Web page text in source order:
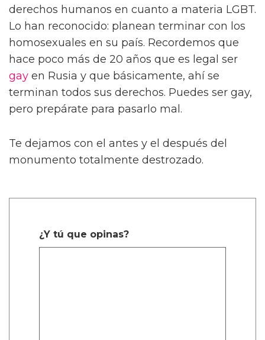
derechos humanos en cuanto a materia LGBT.
Lo han reconocido: planean terminar con los
homosexuales en su país. Recordemos que
hace poco más de 20 años que es legal ser
gay en Rusia y que básicamente, ahí se
terminan todos sus derechos. Puedes ser gay,
pero prepárate para pasarlo mal.
Te dejamos con el antes y el después del
monumento totalmente destrozado.
¿Y tú que opinas?